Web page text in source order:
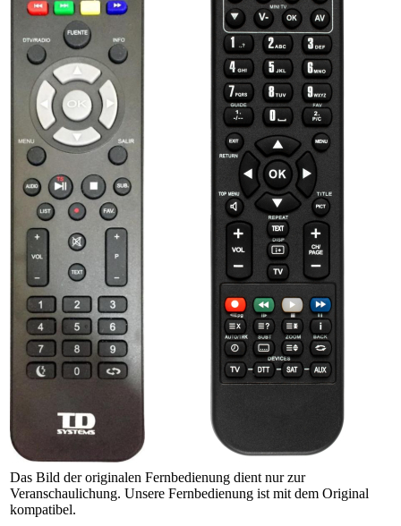
Das Bild der originalen Fernbedienung dient nur zur
Veranschaulichung. Unsere Fernbedienung ist mit dem Original
kompatibel.